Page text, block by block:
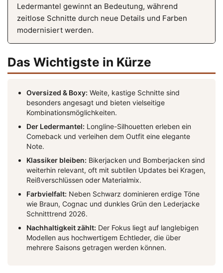
Ledermantel gewinnt an Bedeutung, während
zeitlose Schnitte durch neue Details und Farben
modernisiert werden.
Das Wichtigste in Kürze
Oversized & Boxy: Weite, kastige Schnitte sind
besonders angesagt und bieten vielseitige
Kombinationsmöglichkeiten.
Der Ledermantel: Longline-Silhouetten erleben ein
Comeback und verleihen dem Outfit eine elegante
Note.
Klassiker bleiben: Bikerjacken und Bomberjacken sind
weiterhin relevant, oft mit subtilen Updates bei Kragen,
Reißverschlüssen oder Materialmix.
Farbvielfalt: Neben Schwarz dominieren erdige Töne
wie Braun, Cognac und dunkles Grün den Lederjacke
Schnitttrend 2026.
Nachhaltigkeit zählt: Der Fokus liegt auf langlebigen
Modellen aus hochwertigem Echtleder, die über
mehrere Saisons getragen werden können.